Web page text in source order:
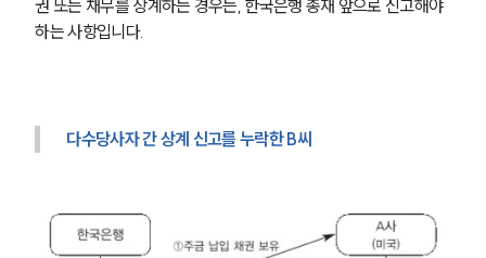
권 또는 채무를 상계하는 경우는, 한국은행 총재 앞으로 신고해야
하는 사항입니다.
다수당사자 간 상계 신고를 누락한 B씨